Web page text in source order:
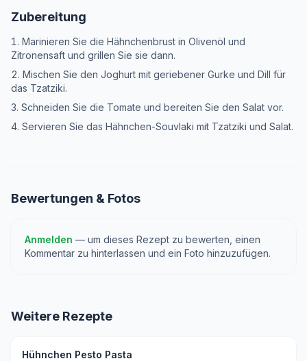
Zubereitung
Marinieren Sie die Hähnchenbrust in Olivenöl und
Zitronensaft und grillen Sie sie dann.
Mischen Sie den Joghurt mit geriebener Gurke und Dill für
das Tzatziki.
Schneiden Sie die Tomate und bereiten Sie den Salat vor.
Servieren Sie das Hähnchen-Souvlaki mit Tzatziki und Salat.
Bewertungen & Fotos
Anmelden — um dieses Rezept zu bewerten, einen
Kommentar zu hinterlassen und ein Foto hinzuzufügen.
Weitere Rezepte
Hühnchen Pesto Pasta